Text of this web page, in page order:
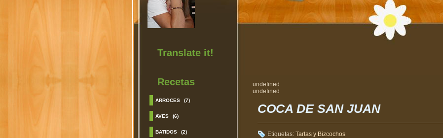
Translate it!
Recetas
ARROCES (7)
AVES (6)
BATIDOS (2)
undefined
undefined
COCA DE SAN JUAN
Etiquetas: Tartas y Bizcochos